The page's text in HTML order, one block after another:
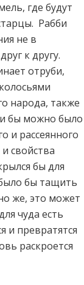
где будут
Рабби
не в
к другу.
отруби,
народа, также
бы можно было
и рассеянного
свойства
бы для
бы тащить
же, это может
чуда есть
и превратятся
раскроется